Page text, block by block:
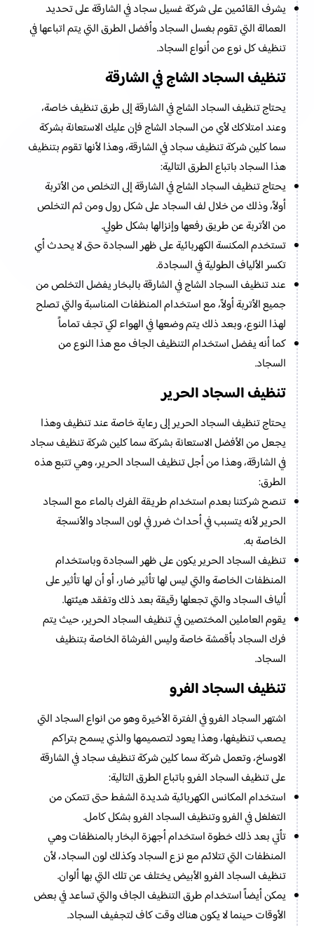
يشرف القائمين على شركة غسيل سجاد في الشارقة على تحديد
العمالة التي تقوم بغسل السجاد وأفضل الطرق التي يتم اتباعها في
تنظيف كل نوع من أنواع السجاد.
تنظيف السجاد الشاج في الشارقة
يحتاج تنظيف السجاد الشاج في الشارقة إلى طرق تنظيف خاصة،
وعند امتلاكك لأي من السجاد الشاج فإن عليك الاستعانة بشركة
سما كلين شركة تنظيف سجاد في الشارقة، وهذا لأنها تقوم بتنظيف
هذا السجاد باتباع الطرق التالية:
يحتاج تنظيف السجاد الشاج في الشارقة إلى التخلص من الأتربة
أولاً، وذلك من خلال لف السجاد على شكل رول ومن ثم التخلص
من الأتربة عن طريق رفعها وإنزالها بشكل طولي.
تستخدم المكنسة الكهربائية على ظهر السجادة حتى لا يحدث أي
تكسر الألياف الطولية في السجادة.
عند تنظيف السجاد الشاج في الشارقة بالبخار يفضل التخلص من
جميع الأتربة أولاً، مع استخدام المنظفات المناسبة والتي تصلح
لهذا النوع، وبعد ذلك يتم وضعها في الهواء لكي تجف تماماً
كما أنه يفضل استخدام التنظيف الجاف مع هذا النوع من
السجاد.
تنظيف السجاد الحرير
يحتاج تنظيف السجاد الحرير إلى رعاية خاصة عند تنظيف وهذا
يجعل من الأفضل الاستعانة بشركة سما كلين شركة تنظيف سجاد
في الشارقة، وهذا من أجل تنظيف السجاد الحرير، وهي تتبع هذه
الطرق:
تنصح شركتنا بعدم استخدام طريقة الفرك بالماء مع السجاد
الحرير لأنه يتسبب في أحداث ضرر في لون السجاد والأنسجة
الخاصة به.
تنظيف السجاد الحرير يكون على ظهر السجادة وباستخدام
المنظفات الخاصة والتي ليس لها تأثير ضار، أو أن لها تأثير على
ألياف السجاد والتي تجعلها رقيقة بعد ذلك وتفقد هيئتها.
يقوم العاملين المختصين في تنظيف السجاد الحرير، حيث يتم
فرك السجاد بأقمشة خاصة وليس الفرشاة الخاصة بتنظيف
السجاد.
تنظيف السجاد الفرو
اشتهر السجاد الفرو في الفترة الأخيرة وهو من انواع السجاد التي
يصعب تنظيفها، وهذا يعود لتصميمها والذي يسمح بتراكم
الاوساخ، وتعمل شركة سما كلين شركة تنظيف سجاد في الشارقة
على تنظيف السجاد الفرو باتباع الطرق التالية:
استخدام المكانس الكهربائية شديدة الشفط حتى تتمكن من
التغلغل في الفرو وتنظيف السجاد الفرو بشكل كامل.
تأتي بعد ذلك خطوة استخدام أجهزة البخار بالمنظفات وهي
المنظفات التي تتلائم مع نزع السجاد وكذلك لون السجاد، لأن
تنظيف السجاد الفرو الأبيض يختلف عن تلك التي بها ألوان.
يمكن أيضاً استخدام طرق التنظيف الجاف والتي تساعد في بعض
الأوقات حينما لا يكون هناك وقت كاف لتجفيف السجاد.